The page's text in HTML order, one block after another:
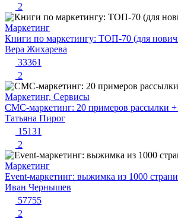
2
Маркетинг
Книги по маркетингу: ТОП-70 (для
Вера Жихарева
33361
2
Маркетинг, Сервисы
СМС-маркетинг: 20 примеров рассылки +
Татьяна Пирог
15131
2
Маркетинг
Event-маркетинг: выжимка из 1000
Иван Чернышев
57755
2